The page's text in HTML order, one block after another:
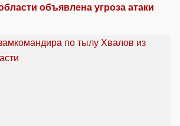
объявлена угроза атаки